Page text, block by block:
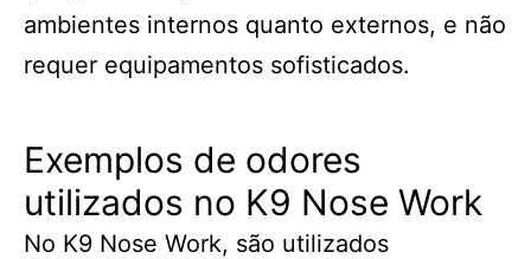
ambientes internos quanto externos, e não
requer equipamentos sofisticados.
Exemplos de odores
utilizados no K9 Nose Work
No K9 Nose Work, são utilizados